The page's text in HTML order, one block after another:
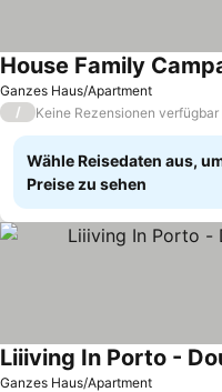
Ganzes Haus/Apartment
House Family
/ Keine Rezensionen verfügbar
Wähle Reisedaten aus,
Preise zu sehen
Ganzes Haus/Apartment
Liiiving In Porto -